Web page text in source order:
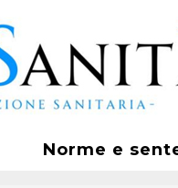
Norme e